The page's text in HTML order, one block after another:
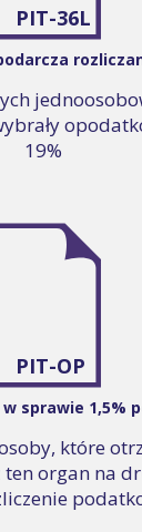
PIT-36L
19%
PIT-OP
sprawie 1,5%
które
organ na